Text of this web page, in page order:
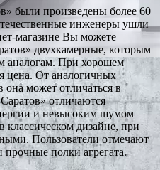
были произведены более 60
инженеры ушли
магазине Вы можете
двухкамерные, которым
аналогам. При хорошем
цена. От аналогичных
может отличаться в
отличаются
и невысоким шумом
классическом дизайне, при
Пользователи отмечают
полки агрегата.